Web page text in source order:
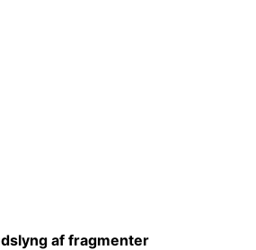
af fragmenter